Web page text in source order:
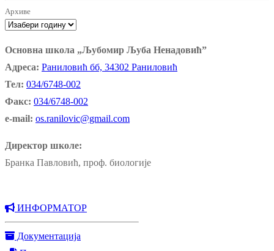
Архиве
Основна школа „Љубомир Љуба Ненадовић”
Адреса: Раниловић бб, 34302 Раниловић
Тел: 034/6748-002
Факс: 034/6748-002
e-mail: os.ranilovic@gmail.com
Директор школе:
Бранка Павловић, проф. биологије
ИНФОРМАТОР
Документација